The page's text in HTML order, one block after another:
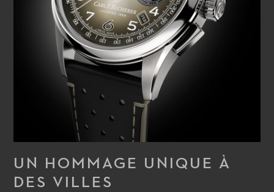
UN HOMMAGE UNIQUE À
DES VILLES